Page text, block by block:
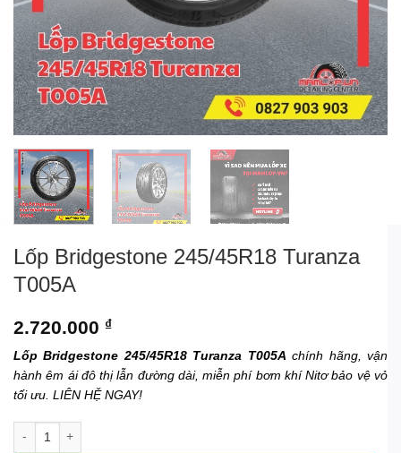
Lốp Bridgestone 245/45R18 Turanza
T005A
2.720.000 ₫
Lốp Bridgestone 245/45R18 Turanza T005A chính hãng, vận
hành êm ái đô thị lẫn đường dài, miễn phí bơm khí Nitơ bảo vệ vỏ
tối ưu. LIÊN HỆ NGAY!